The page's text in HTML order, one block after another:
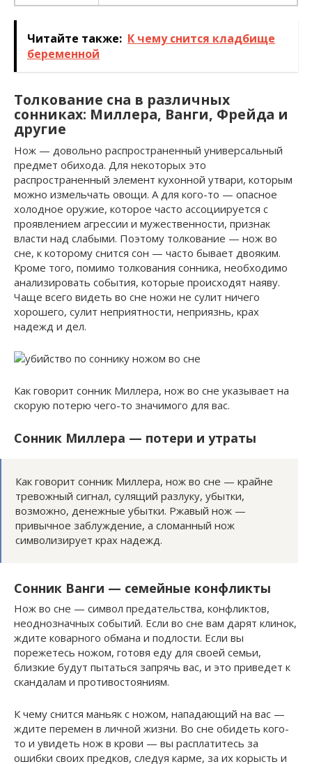
Читайте также: К чему снится кладбище
беременной
Толкование сна в различных
сонниках: Миллера, Ванги, Фрейда и
другие
Нож — довольно распространенный универсальный
предмет обихода. Для некоторых это
распространенный элемент кухонной утвари, которым
можно измельчать овощи. А для кого-то — опасное
холодное оружие, которое часто ассоциируется с
проявлением агрессии и мужественности, признак
власти над слабыми. Поэтому толкование — нож во
сне, к которому снится сон — часто бывает двояким.
Кроме того, помимо толкования сонника, необходимо
анализировать события, которые происходят наяву.
Чаще всего видеть во сне ножи не сулит ничего
хорошего, сулит неприятности, неприязнь, крах
надежд и дел.
Как говорит сонник Миллера, нож во сне указывает на
скорую потерю чего-то значимого для вас.
Сонник Миллера — потери и утраты
Как говорит сонник Миллера, нож во сне — крайне
тревожный сигнал, сулящий разлуку, убытки,
возможно, денежные убытки. Ржавый нож —
привычное заблуждение, а сломанный нож
символизирует крах надежд.
Сонник Ванги — семейные конфликты
Нож во сне — символ предательства, конфликтов,
неоднозначных событий. Если во сне вам дарят клинок,
ждите коварного обмана и подлости. Если вы
порежетесь ножом, готовя еду для своей семьи,
близкие будут пытаться запрячь вас, и это приведет к
скандалам и противостояниям.
К чему снится маньяк с ножом, нападающий на вас —
ждите перемен в личной жизни. Во сне обидеть кого-
то и увидеть нож в крови — вы расплатитесь за
ошибки своих предков, следуя карме, за их корысть и